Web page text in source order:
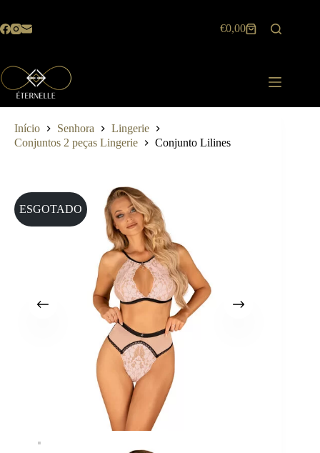
o
Carrinho
€0,00
Início Senhora
Lingerie
Conjuntos 2 peças Lingerie
Conjunto Lilines
ESGOTADO